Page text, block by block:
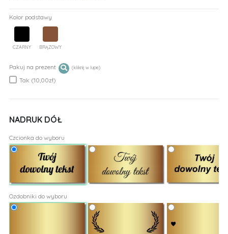
Kolor podstawy
CZARNY BRĄZOWY
Pakuj na prezent
Tak (10,00zł)
NADRUK DÓŁ
Czcionka do wyboru
Ozdobniki do wyboru